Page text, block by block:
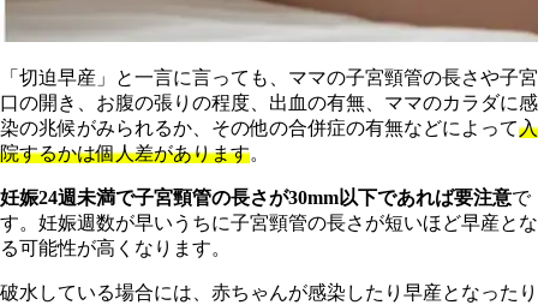
「切迫早産」と一言に言っても、ママの子宮頸管の長さや子宮
口の開き、お腹の張りの程度、出血の有無、ママのカラダに感
染の兆候がみられるか、その他の合併症の有無などによって入
院するかは個人差があります。
妊娠24週未満で子宮頸管の長さが30mm以下であれば要注意で
す。妊娠週数が早いうちに子宮頸管の長さが短いほど早産とな
る可能性が高くなります。
破水している場合には、赤ちゃんが感染したり早産となったり